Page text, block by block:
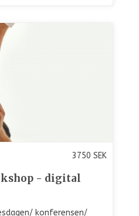
3750 SEK
- digital
konferensen/